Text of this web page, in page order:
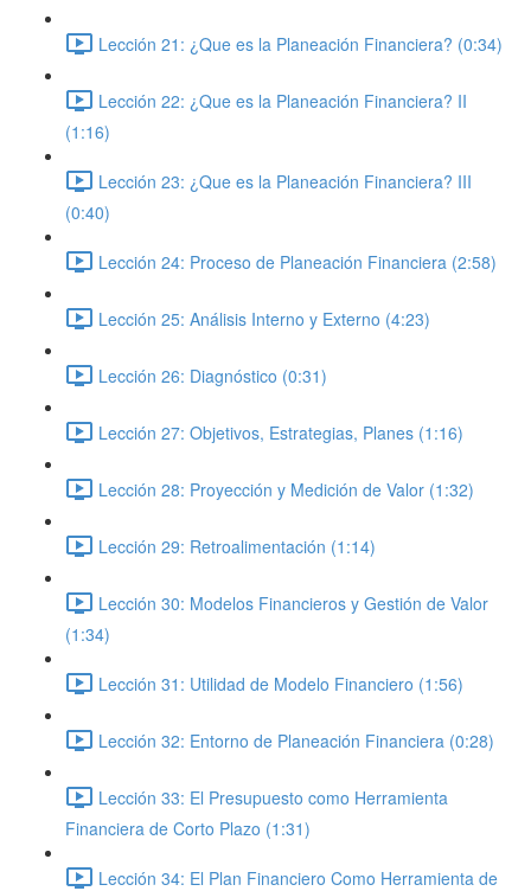
Lección 21: ¿Que es la Planeación Financiera? (0:34)
Lección 22: ¿Que es la Planeación Financiera? II
(1:16)
Lección 23: ¿Que es la Planeación Financiera? III
(0:40)
Lección 24: Proceso de Planeación Financiera (2:58)
Lección 25: Análisis Interno y Externo (4:23)
Lección 26: Diagnóstico (0:31)
Lección 27: Objetivos, Estrategias, Planes (1:16)
Lección 28: Proyección y Medición de Valor (1:32)
Lección 29: Retroalimentación (1:14)
Lección 30: Modelos Financieros y Gestión de Valor
(1:34)
Lección 31: Utilidad de Modelo Financiero (1:56)
Lección 32: Entorno de Planeación Financiera (0:28)
Lección 33: El Presupuesto como Herramienta
Financiera de Corto Plazo (1:31)
Lección 34: El Plan Financiero Como Herramienta de